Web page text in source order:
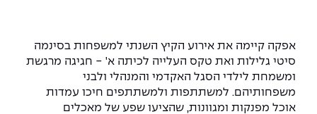
אפקה קיימה את אירוע הקיץ השנתי למשפחות בסינמה
סיטי גלילות ואת טקס העלייה לכיתה א' - חגיגה מרגשת
ומשמחת לילדי הסגל האקדמי והמנהלי ולבני
משפחותיהם. למשתתפות ולמשתתפים חיכו עמדות
אוכל מפנקות ומגוונות, שהציעו שפע של מאכלים
נהלים, תקנונים וחקיקה
הוגנות מגדרית
דו-חוגי בהנדסה ומדעים
תואר שני בהנדסה
דקאנט הסטודנטים
מרכז קריירה
עתודה אקדמית
מסלול ישיר לתואר ראשון
המרכז לאנרגיה מתחדשת ובת קיימא
המרכז למחקר יישומי בעיבוד שפה וקול